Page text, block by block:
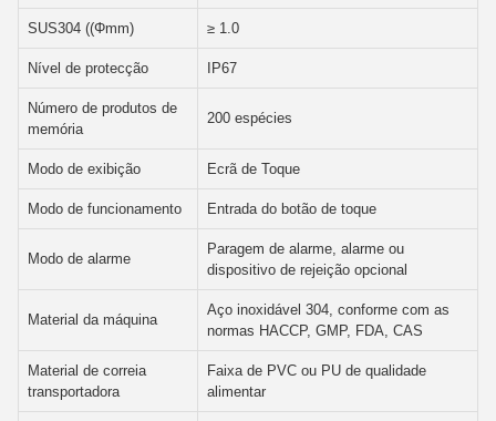
SUS304 ((Φmm) ≥ 1.0
Nível de protecção IP67
Número de produtos de
memória
200 espécies
Modo de exibição Ecrã de Toque
Modo de funcionamento Entrada do botão de toque
Modo de alarme
Paragem de alarme, alarme ou
dispositivo de rejeição opcional
Material da máquina
Aço inoxidável 304, conforme com as
normas HACCP, GMP, FDA, CAS
Material de correia
transportadora
Faixa de PVC ou PU de qualidade
alimentar